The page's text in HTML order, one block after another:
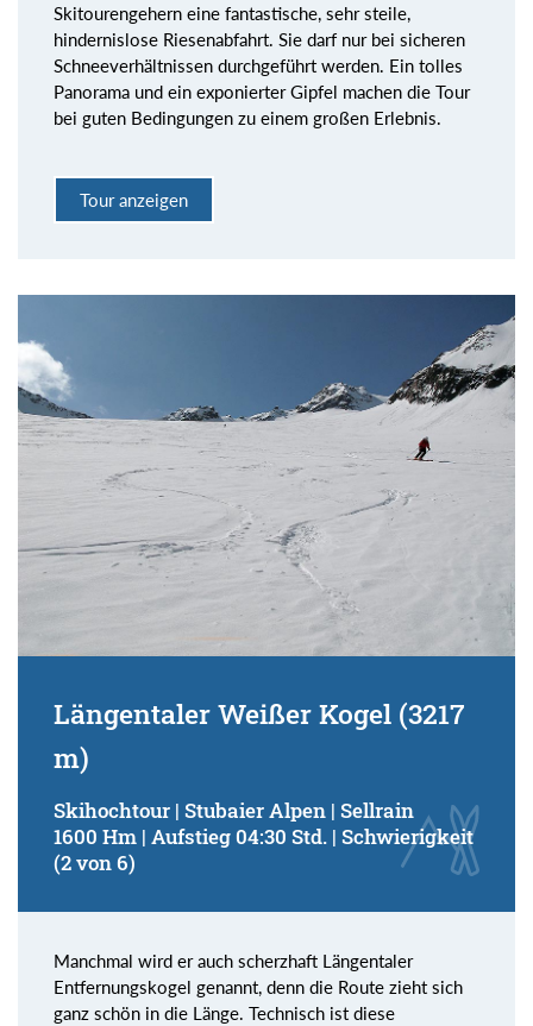
Skitourengehern eine fantastische, sehr steile,
hindernislose Riesenabfahrt. Sie darf nur bei sicheren
Schneeverhältnissen durchgeführt werden. Ein tolles
Panorama und ein exponierter Gipfel machen die Tour
bei guten Bedingungen zu einem großen Erlebnis.
Tour anzeigen
Längentaler Weißer Kogel (3217
m)
Skihochtour | Stubaier Alpen | Sellrain
1600 Hm | Aufstieg 04:30 Std. | Schwierigkeit
(2 von 6)
Manchmal wird er auch scherzhaft Längentaler
Entfernungskogel genannt, denn die Route zieht sich
ganz schön in die Länge. Technisch ist diese